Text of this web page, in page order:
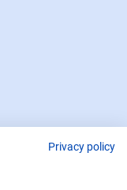
Privacy policy